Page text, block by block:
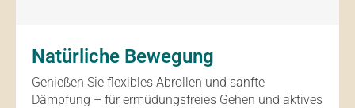
Natürliche Bewegung
Genießen Sie flexibles Abrollen und sanfte
Dämpfung – für ermüdungsfreies Gehen und aktives